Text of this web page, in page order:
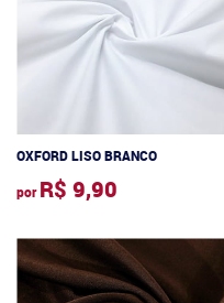
OXFORD LISO BRANCO
por R$ 9,90